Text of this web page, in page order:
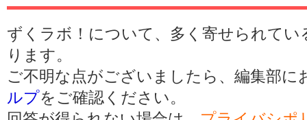
ずくラボ！について、多く寄せられてい
ります。
ご不明な点がございましたら、編集部
ルプをご確認ください。